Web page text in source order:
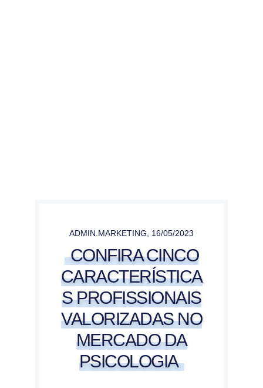
ADMIN.MARKETING 16/05/2023
CONFIRA CINCO
CARACTERÍSTICA
S PROFISSIONAIS
VALORIZADAS NO
MERCADO DA
PSICOLOGIA